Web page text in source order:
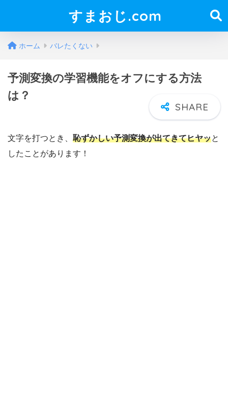
すまおじ.com
ホーム バレたくない
予測変換の学習機能をオフにする方法
は？
文字を打つとき、 恥ずかしい予測変換が出てきてヒヤッと
したことがあります！